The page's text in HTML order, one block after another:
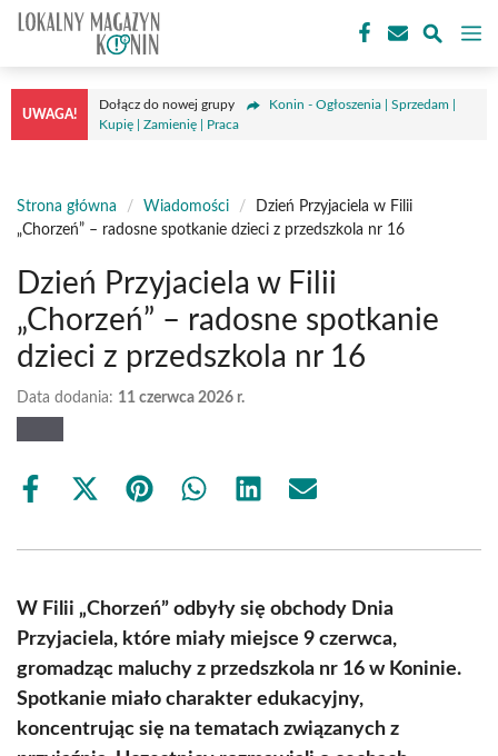
Przejdź
treści
UWAGA!
Dołącz do nowej grupy
Konin - Ogłoszenia | Sprzedam |
Kupię | Zamienię | Praca
Strona główna / Wiadomości /
Dzień Przyjaciela w Filii
„Chorzeń” – radosne spotkanie dzieci z przedszkola nr 16
Dzień Przyjaciela w Filii
„Chorzeń” – radosne spotkanie
dzieci z przedszkola nr 16
Data dodania: 11 czerwca 2026 r.
Share
Share
(Twitter)
Share Share Share Share
W Filii „Chorzeń” odbyły się obchody Dnia
Przyjaciela, które miały miejsce 9 czerwca,
gromadząc maluchy z przedszkola nr 16 w Koninie.
Spotkanie miało charakter edukacyjny,
koncentrując się na tematach związanych z